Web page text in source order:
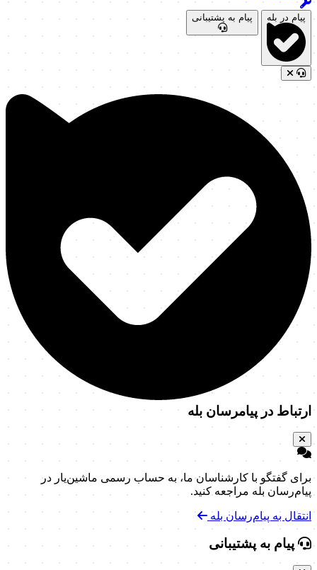
پیام در بله پیام به پشتیبانی
ارتباط در پیامرسان بله
برای گفتگو با کارشناسان ما، به حساب رسمی ماشین‌یار در
پیام‌رسان بله مراجعه کنید.
انتقال به پیام‌رسان بله
پیام به پشتیبانی